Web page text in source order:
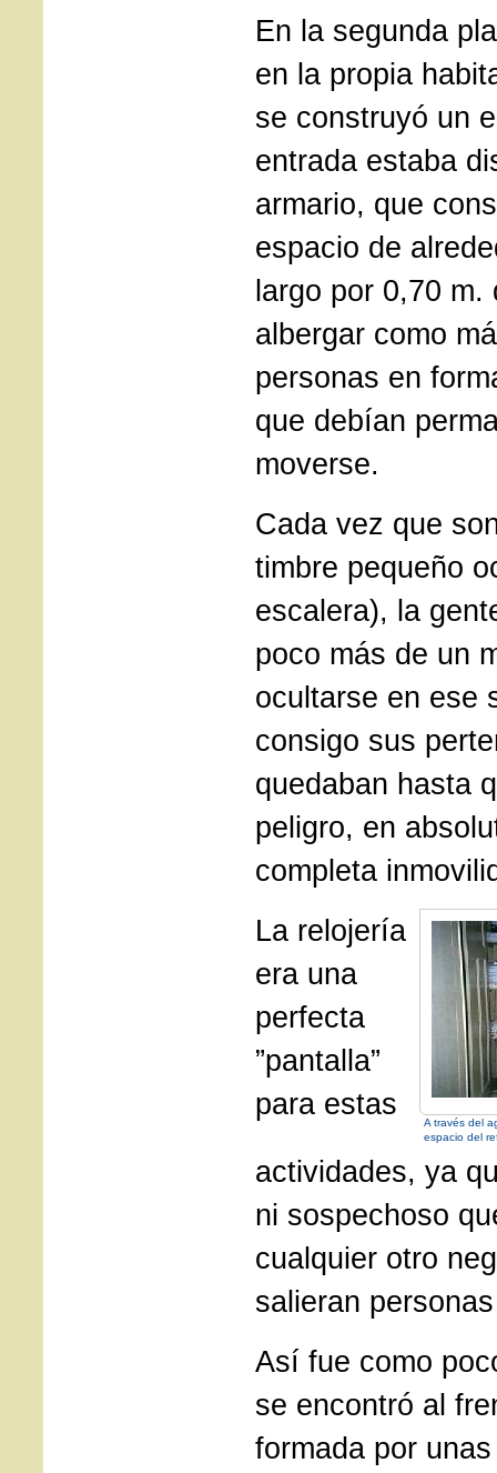
En la segunda
en la propia
se construyó un
entrada estaba
armario, que
espacio de
largo por 0,70
albergar como
personas en
que debían
moverse.
Cada vez que
timbre pequeño
escalera), la
poco más de un
ocultarse en ese
consigo sus
quedaban hasta
peligro, en
completa
A través del
espacio del
La relojería
era una
perfecta
”pantalla”
para estas
actividades, ya
ni sospechoso
cualquier otro
salieran
Así fue como
se encontró al
formada por